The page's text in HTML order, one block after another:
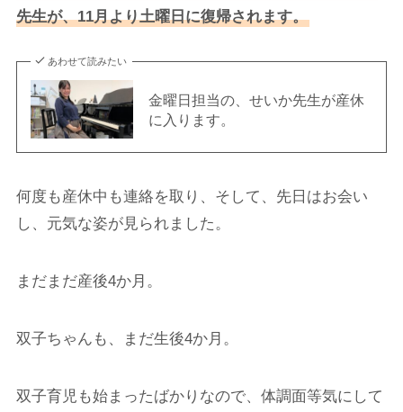
先生が、11月より土曜日に復帰されます。
あわせて読みたい
金曜日担当の、せいか先生が産休
に入ります。
何度も産休中も連絡を取り、そして、先日はお会い
し、元気な姿が見られました。
まだまだ産後4か月。
双子ちゃんも、まだ生後4か月。
双子育児も始まったばかりなので、体調面等気にして